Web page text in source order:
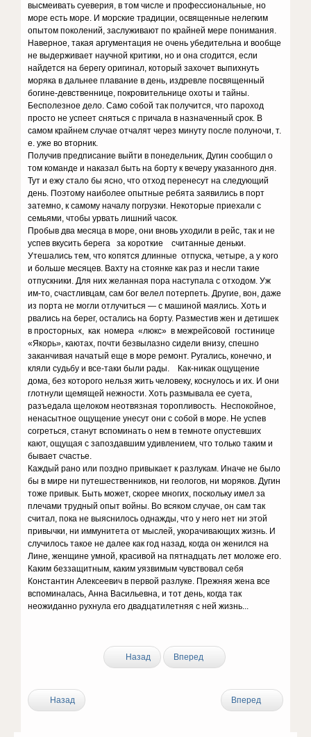
высмеивать суеверия, в том числе и профессиональные, но
море есть море. И морские традиции, освященные нелегким
опытом поколений, заслуживают по крайней мере понимания.
Наверное, такая аргументация не очень убедительна и вообще
не выдерживает научной критики, но и она сгодится, если
найдется на берегу оригинал, который захочет выпихнуть
моряка в дальнее плавание в день, издревле посвященный
богине-девственнице, покровительнице охоты и тайны.
Бесполезное дело. Само собой так получится, что пароход
просто не успеет сняться с причала в назначенный срок. В
самом крайнем случае отчалят через минуту после полуночи, т.
е. уже во вторник.
Получив предписание выйти в понедельник, Дугин сообщил о
том команде и наказал быть на борту к вечеру указанного дня.
Тут и ежу стало бы ясно, что отход перенесут на следующий
день. Поэтому наиболее опытные ребята заявились в порт
затемно, к самому началу погрузки. Некоторые приехали с
семьями, чтобы урвать лишний часок.
Пробыв два месяца в море, они вновь уходили в рейс, так и не
успев вкусить берега за короткие считанные деньки.
Утешались тем, что копятся длинные отпуска, четыре, а у кого
и больше месяцев. Вахту на стоянке как раз и несли такие
отпускники. Для них желанная пора наступала с отходом. Уж
им-то, счастливцам, сам бог велел потерпеть. Другие, вон, даже
из порта не могли отлучиться — с машиной маялись. Хоть и
рвались на берег, остались на борту. Разместив жен и детишек
в просторных, как номера «люкс» в межрейсовой гостинице
«Якорь», каютах, почти безвылазно сидели внизу, спешно
заканчивая начатый еще в море ремонт. Ругались, конечно, и
кляли судьбу и все-таки были рады. Как-никак ощущение
дома, без которого нельзя жить человеку, коснулось и их. И они
глотнули щемящей нежности. Хоть размывала ее суета,
разъедала щелоком неотвязная торопливость. Неспокойное,
ненасытное ощущение унесут они с собой в море. Не успев
согреться, станут вспоминать о нем в темноте опустевших
кают, ощущая с запоздавшим удивлением, что только таким и
бывает счастье.
Каждый рано или поздно привыкает к разлукам. Иначе не было
бы в мире ни путешественников, ни геологов, ни моряков. Дугин
тоже привык. Быть может, скорее многих, поскольку имел за
плечами трудный опыт войны. Во всяком случае, он сам так
считал, пока не выяснилось однажды, что у него нет ни этой
привычки, ни иммунитета от мыслей, укорачивающих жизнь. И
случилось такое не далее как год назад, когда он женился на
Лине, женщине умной, красивой на пятнадцать лет моложе его.
Каким беззащитным, каким уязвимым чувствовал себя
Константин Алексеевич в первой разлуке. Прежняя жена все
вспоминалась, Анна Васильевна, и тот день, когда так
неожиданно рухнула его двадцатилетняя с ней жизнь...
Назад Вперед
Назад Вперед